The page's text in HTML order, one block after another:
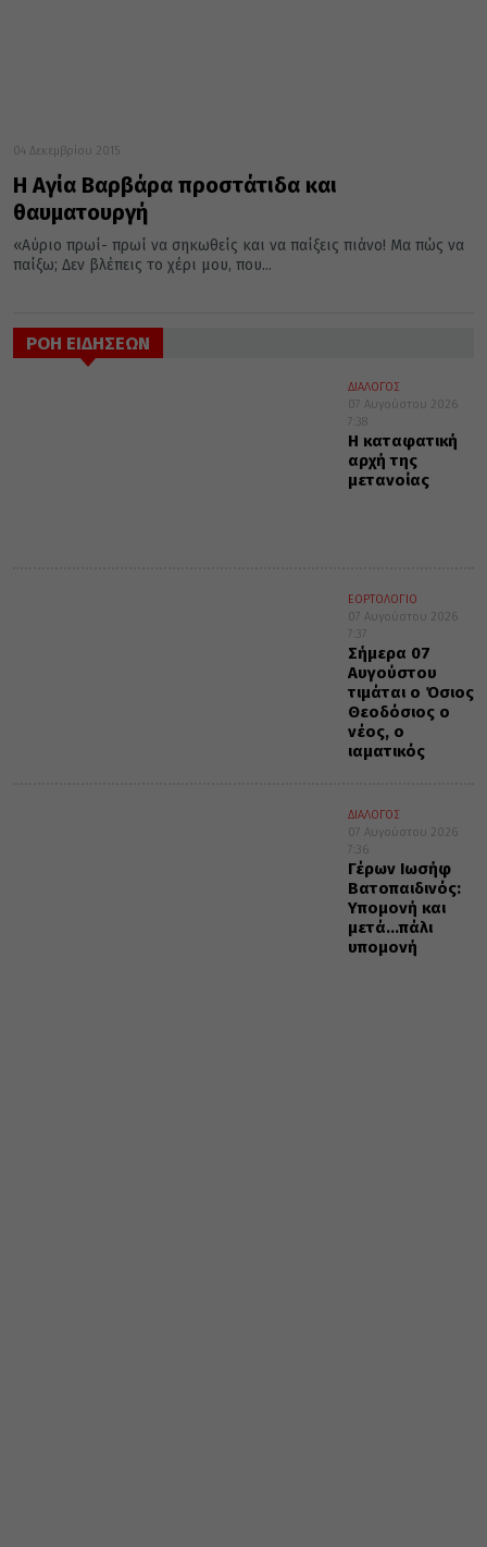
04 Δεκεμβρίου 2015
Η Αγία Βαρβάρα προστάτιδα και
θαυματουργή
«Αύριο πρωί- πρωί να σηκωθείς και να παίξεις πιάνο! Μα πώς να
παίξω; Δεν βλέπεις το χέρι μου, που...
ΡΟΗ ΕΙΔΗΣΕΩΝ
ΔΙΑΛΟΓΟΣ
07 Αυγούστου 2026
7:38
Η καταφατική
αρχή της
μετανοίας
ΕΟΡΤΟΛΟΓΙΟ
07 Αυγούστου 2026
7:37
Σήμερα 07
Αυγούστου
τιμάται ο Όσιος
Θεοδόσιος ο
νέος, ο
ιαματικός
ΔΙΑΛΟΓΟΣ
07 Αυγούστου 2026
7:36
Γέρων Ιωσήφ
Βατοπαιδινός:
Υπομονή και
μετά…πάλι
υπομονή